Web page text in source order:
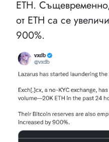
ETH.
от ETH са се
900%.